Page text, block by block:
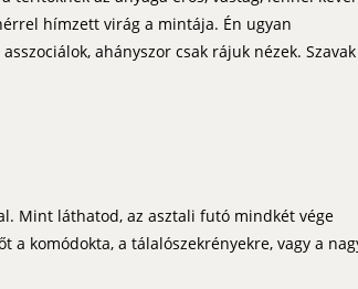
hímzett virág a mintája. Én ugyan
ahányszor csak rájuk nézek. Szavak
Mint láthatod, az asztali futó mindkét vége
a komódokta, a tálalószekrényekre, vagy a